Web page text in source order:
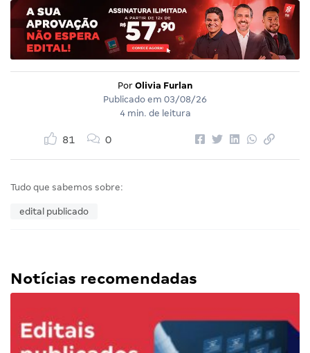
Por Olivia Furlan
Publicado em 03/08/26
4 min. de leitura
81 0
Tudo que sabemos sobre:
edital publicado
Notícias recomendadas